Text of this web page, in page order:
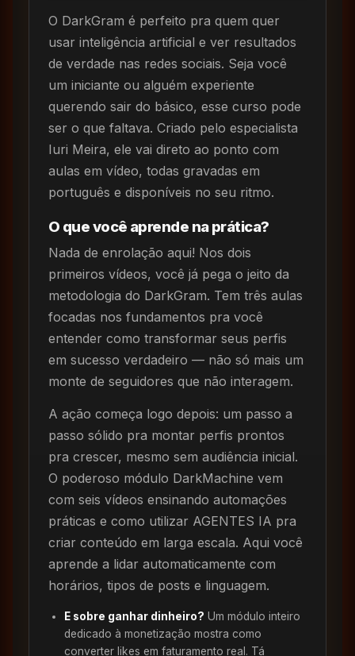
O DarkGram é perfeito pra quem quer
usar inteligência artificial e ver resultados
de verdade nas redes sociais. Seja você
um iniciante ou alguém experiente
querendo sair do básico, esse curso pode
ser o que faltava. Criado pelo especialista
Iuri Meira, ele vai direto ao ponto com
aulas em vídeo, todas gravadas em
português e disponíveis no seu ritmo.
O que você aprende na prática?
Nada de enrolação aqui! Nos dois
primeiros vídeos, você já pega o jeito da
metodologia do DarkGram. Tem três aulas
focadas nos fundamentos pra você
entender como transformar seus perfis
em sucesso verdadeiro — não só mais um
monte de seguidores que não interagem.
A ação começa logo depois: um passo a
passo sólido pra montar perfis prontos
pra crescer, mesmo sem audiência inicial.
O poderoso módulo DarkMachine vem
com seis vídeos ensinando automações
práticas e como utilizar AGENTES IA pra
criar conteúdo em larga escala. Aqui você
aprende a lidar automaticamente com
horários, tipos de posts e linguagem.
E sobre ganhar dinheiro? Um módulo inteiro
dedicado à monetização mostra como
converter likes em faturamento real. Tá